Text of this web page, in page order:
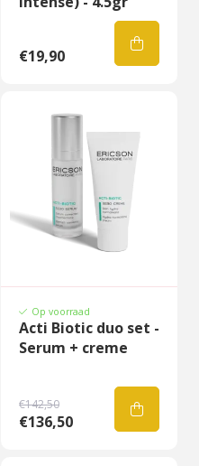
€19,90
Op voorraad
Acti Biotic duo set -
Serum + creme
€142,50
€136,50